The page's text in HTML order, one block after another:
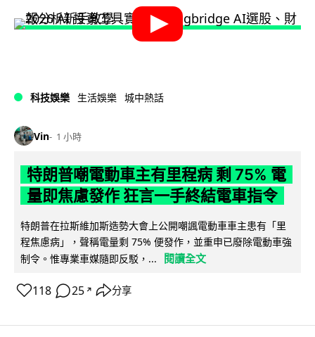
科技娛樂 生活娛樂 城中熱話
Vin 1 小時
特朗普嘲電動車主有里程病 剩 75% 電
量即焦慮發作 狂言一手終結電車指令
特朗普在拉斯維加斯造勢大會上公開嘲諷電動車車主患有「里
程焦慮病」，聲稱電量剩 75% 便發作，並重申已廢除電動車強
制令。惟專業車媒隨即反駁，...
閱讀全文
118 25 ↗ 分享